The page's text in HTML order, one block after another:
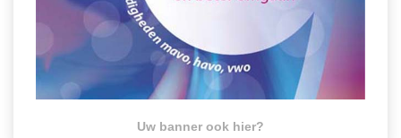
Uw banner ook hier?